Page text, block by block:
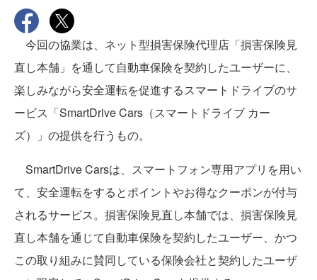
今回の協業は、ネット型損害保険代理店「損害保険見
直し本舗」を通して自動車保険を契約したユーザーに、
楽しみながら安全運転を促進するスマートドライブのサ
ービス「SmartDrive Cars（スマートドライブ カー
ズ）」の提供を行うもの。
SmartDrive Carsは、スマートフォン専用アプリを用い
て、安全運転をするとポイントやお得なクーポンが付与
されるサービス。損害保険見直し本舗では、損害保険見
直し本舗を通じて自動車保険を契約したユーザー、かつ
この取り組みに賛同している保険会社と契約したユーザ